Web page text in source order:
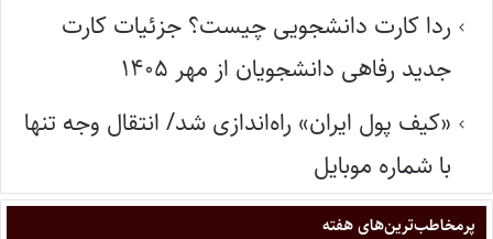
ردا کارت دانشجویی چیست؟ جزئیات کارت
جدید رفاهی دانشجویان از مهر ۱۴۰۵
«کیف پول ایران» راه‌اندازی شد/ انتقال وجه تنها
با شماره موبایل
پر‌مخاطب‌ترین‌های هفته